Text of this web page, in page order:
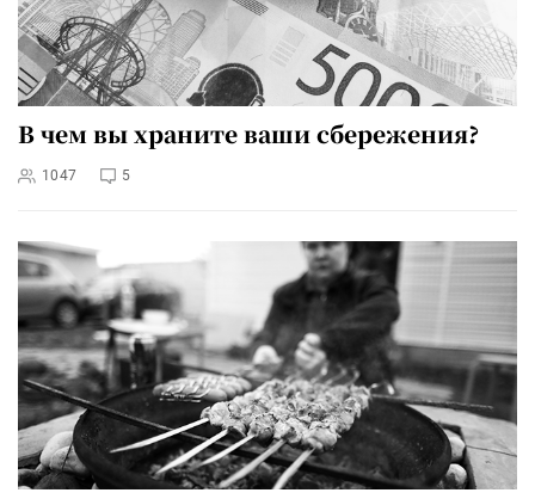
В чем вы храните ваши сбережения?
1047 5